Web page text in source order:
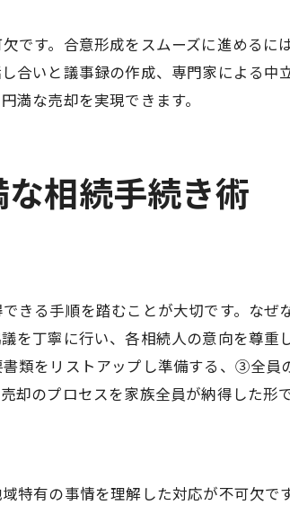
相続と不動産売却の相談先活用術
大阪市の不動産売却サポート活用例
司法書士や税理士の役割と連携方法
です。合意形成をスムーズに進める
合いと議事録の作成、専門家による
満な売却を実現できます。
な相続手続き術
きる手順を踏むことが大切です。な
を丁寧に行い、各相続人の意向を尊
類をリストアップし準備する、③全員
却のプロセスを家族全員が納得した形
特有の事情を理解した対応が不可欠で